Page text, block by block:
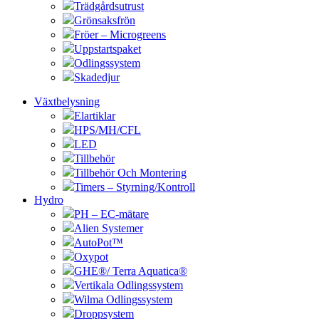
Trädgårdsutrust
Grönsaksfrön
Fröer – Microgreens
Uppstartspaket
Odlingssystem
Skadedjur
Växtbelysning
Elartiklar
HPS/MH/CFL
LED
Tillbehör
Tillbehör Och Montering
Timers – Styrning/Kontroll
Hydro
PH – EC-mätare
Alien Systemer
AutoPot™
Oxypot
GHE®/ Terra Aquatica®
Vertikala Odlingssystem
Wilma Odlingssystem
Droppsystem